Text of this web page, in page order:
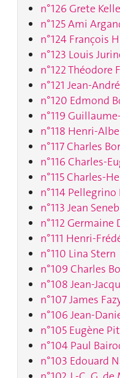
n°126 Grete
n°125 Ami
n°124 François
n°123 Louis
n°122 Théodore
n°121 Jean-
n°120 Edmond
n°119
n°118 Henri-
n°117 Charles
n°116 Charles-
n°115 Charles-
n°114 Pellegrino
n°113 Jean
n°112 Germaine
n°111 Henri-
n°110 Lina Stern
n°109 Charles
n°108 Jean-
n°107 James
n°106 Jean-
n°105 Eugène
n°104 Paul
n°103 Edouard